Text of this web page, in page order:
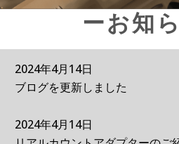
ーお知
2024年4月14日
ブログを更新しました
2024年4月14日